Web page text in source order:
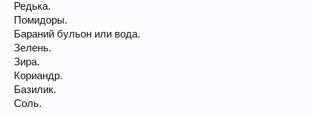
Редька.
Помидоры.
Бараний бульон или вода.
Зелень.
Зира.
Кориандр.
Базилик.
Соль.